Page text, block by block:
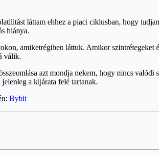
láttam ehhez a piaci ciklusban, hogy
hiánya.
amiketrégiben láttuk. Amikor
válik.
azt mondja nekem, hogy nincs
a kijárata felé tartanak.
Bybit